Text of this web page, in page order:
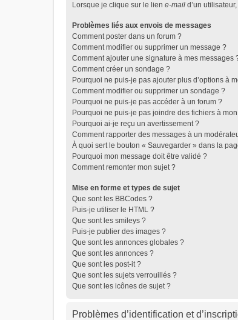
Lorsque je clique sur le lien e-mail d’un
Problèmes liés aux envois de messages
Comment poster dans un forum ?
Comment modifier ou supprimer un message ?
Comment ajouter une signature à mes messages
Comment créer un sondage ?
Pourquoi ne puis-je pas ajouter plus d’options à
Comment modifier ou supprimer un sondage ?
Pourquoi ne puis-je pas accéder à un forum ?
Pourquoi ne puis-je pas joindre des fichiers à
Pourquoi ai-je reçu un avertissement ?
Comment rapporter des messages à un
À quoi sert le bouton « Sauvegarder » dans la
Pourquoi mon message doit être validé ?
Comment remonter mon sujet ?
Mise en forme et types de sujet
Que sont les BBCodes ?
Puis-je utiliser le HTML ?
Que sont les smileys ?
Puis-je publier des images ?
Que sont les annonces globales ?
Que sont les annonces ?
Que sont les post-it ?
Que sont les sujets verrouillés ?
Que sont les icônes de sujet ?
Problèmes d’identification et